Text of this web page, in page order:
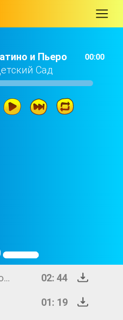
и Пьеро
Сад
00:00
Мы бандито-гангстерито
02: 44
01: 19